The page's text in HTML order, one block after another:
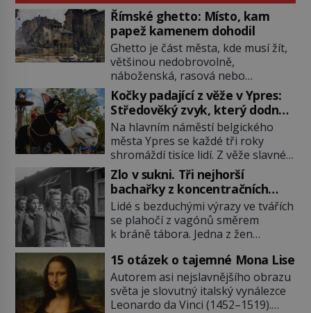
Římské ghetto: Místo, kam
papež kamenem dohodil
Ghetto je část města, kde musí žít,
většinou nedobrovolně,
náboženská, rasová nebo
národnostní menšina obyvatel.
Bohaté historické zkušenosti mají s
takovým životem Židé. Už od
středověku jsou totiž v každou
chvíli nuceni v nějakém žít. Mezi ty
nejslavnější patří i římské ghetto
založené v roce 1555. Pokud jde o
vztah k Židům, nemá se Řím čím
chlubit. […]
Kočky padající z věže v Ypres:
Středověký zvyk, který dodnes
budí rozpaky
Na hlavním náměstí belgického
města Ypres se každé tři roky
shromáždí tisíce lidí. Z věže slavné
tržnice létají do davu kočky, diváci
jásají a snaží se je chytit. Naštěstí
už nejde o živá zvířata, ale jenom o
plyšové suvenýry. Kdysi to ale bylo
jinak. Tato veselá podívaná
připomíná jeden z nejpodivnějších
a zároveň nejkrutějších zvyků […]
Zlo v sukni. Tři nejhorší
bachařky z koncentračních
táborů
Lidé s bezduchými výrazy ve tvářích
se plahočí z vagónů směrem
k bráně tábora. Jedna z žen
jejich oči se setkají. Místo soucitu
však přichází gesto, které
nebožačku posílá rovnou do
plynové komory. Jména jako Rudolf
15 otázek o tajemné Mona Lise
Autorem asi nejslavnějšího obrazu
světa je slovutný italský vynálezce
Leonardo da Vinci (1452–1519).